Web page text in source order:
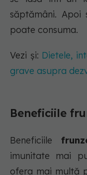
săptămâni. Apoi
poate consuma.
Vezi și: Dietele,
grave asupra
Beneficiile
Beneficiile
imunitate mai
ofera mai multă